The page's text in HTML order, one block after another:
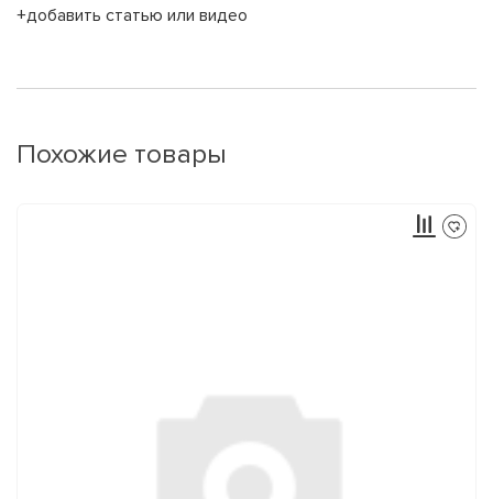
+добавить статью или видео
Похожие товары